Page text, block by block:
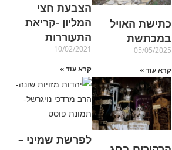
כתישת האויל
במכתשת
05/05/2025
קרא עוד »
הצבעת חצי
המליון -קריאת
התעוררות
10/02/2021
קרא עוד »
לפרשת שמיני –